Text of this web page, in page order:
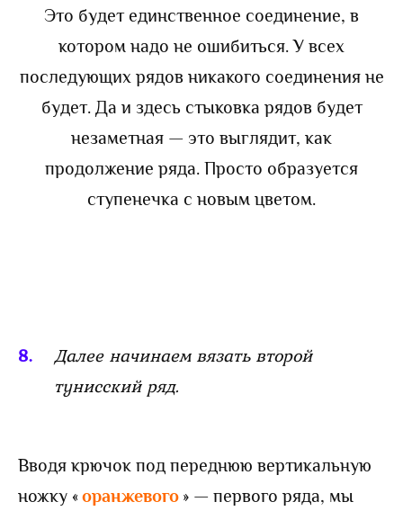
Это будет единственное соединение, в
котором надо не ошибиться. У всех
последующих рядов никакого соединения не
будет. Да и здесь стыковка рядов будет
незаметная — это выглядит, как
продолжение ряда. Просто образуется
ступенечка с новым цветом.
Далее начинаем вязать второй
тунисский ряд.
Вводя крючок под переднюю вертикальную
ножку «оранжевого » — первого ряда, мы